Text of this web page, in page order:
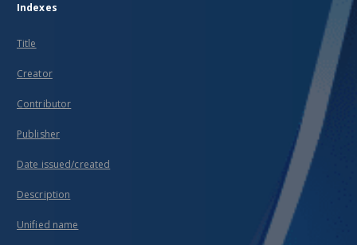
Indexes
Title
Creator
Contributor
Publisher
Date issued/created
Description
Unified name